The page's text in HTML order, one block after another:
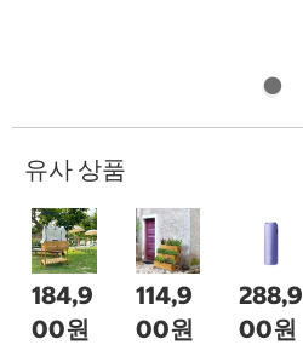
유사 상품
184,9
00원
114,9
00원
288,9
00원